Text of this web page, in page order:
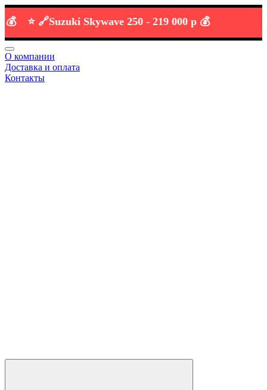
⭐️ 🔗 Suzuki Skywave 250 -219 000 р 💰
О компании
Доставка и оплата
Контакты